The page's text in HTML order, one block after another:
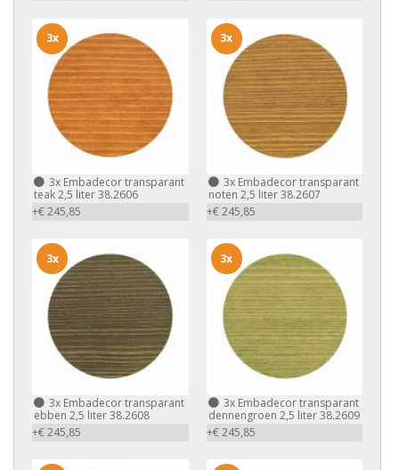
3x Embadecor transparant
teak 2,5 liter 38.2606
+€ 245,85
3x
3xEmbadecor transparant
noten 2,5 liter 38.2607
+€ 245,85
3x
3x Embadecor transparant
ebben 2,5 liter 38.2608
+€ 245,85
3x
3xEmbadecor transparant
dennengroen 2,5 liter 38.2609
+€ 245,85
3x